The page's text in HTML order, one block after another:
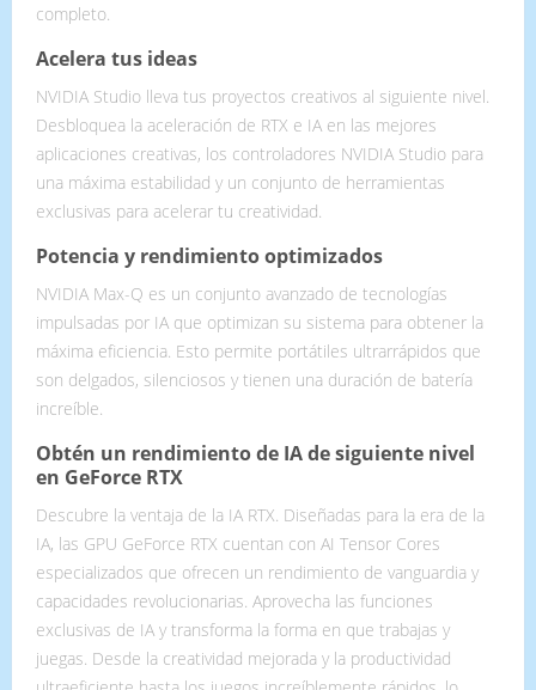
completo.
Acelera tus ideas
NVIDIA Studio lleva tus proyectos creativos al siguiente nivel.
Desbloquea la aceleración de RTX e IA en las mejores
aplicaciones creativas, los controladores NVIDIA Studio para
una máxima estabilidad y un conjunto de herramientas
exclusivas para acelerar tu creatividad.
Potencia y rendimiento optimizados
NVIDIA Max-Q es un conjunto avanzado de tecnologías
impulsadas por IA que optimizan su sistema para obtener la
máxima eficiencia. Esto permite portátiles ultrarrápidos que
son delgados, silenciosos y tienen una duración de batería
increíble.
Obtén un rendimiento de IA de siguiente nivel
en GeForce RTX
Descubre la ventaja de la IA RTX. Diseñadas para la era de la
IA, las GPU GeForce RTX cuentan con AI Tensor Cores
especializados que ofrecen un rendimiento de vanguardia y
capacidades revolucionarias. Aprovecha las funciones
exclusivas de IA y transforma la forma en que trabajas y
juegas. Desde la creatividad mejorada y la productividad